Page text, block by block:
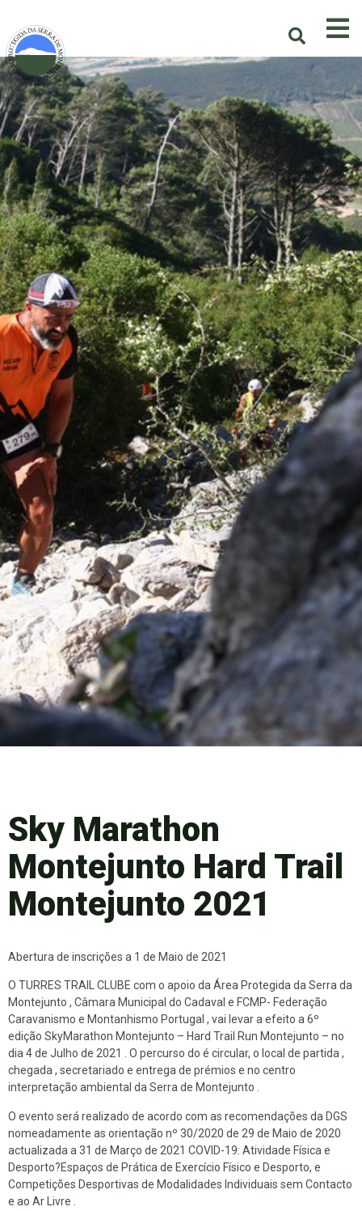
Sky Marathon
Montejunto Hard Trail
Montejunto 2021
Abertura de inscrições a 1 de Maio de 2021
O TURRES TRAIL CLUBE com o apoio da Área Protegida da Serra da
Montejunto , Câmara Municipal do Cadaval e FCMP- Federação
Caravanismo e Montanhismo Portugal , vai levar a efeito a 6º
edição SkyMarathon Montejunto – Hard Trail Run Montejunto – no
dia 4 de Julho de 2021 . O percurso do é circular, o local de partida ,
chegada , secretariado e entrega de prémios e no centro
interpretação ambiental da Serra de Montejunto .
O evento será realizado de acordo com as recomendações da DGS
nomeadamente as orientação nº 30/2020 de 29 de Maio de 2020
actualizada a 31 de Março de 2021 COVID-19: Atividade Física e
Desporto?Espaços de Prática de Exercício Físico e Desporto, e
Competições Desportivas de Modalidades Individuais sem Contacto
e ao Ar Livre .